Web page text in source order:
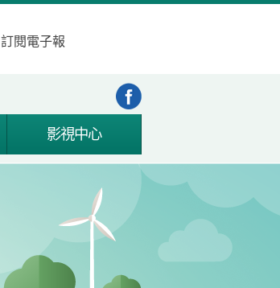
訂閱電子報
影視中心